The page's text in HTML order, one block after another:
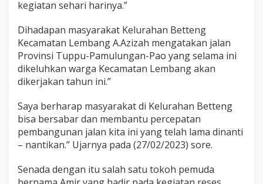
g
a
r
g
a
B
e
t
e
n
g
L
m
kegiatan sehari harinya.”
Dihadapan masyarakat Kelurahan Betteng
Kecamatan Lembang A.Azizah mengatakan jalan
Provinsi Tuppu-Pamulungan-Pao yang selama ini
dikeluhkan warga Kecamatan Lembang akan
dikerjakan tahun ini.”
Saya berharap masyarakat di Kelurahan Betteng
bisa bersabar dan membantu percepatan
pembangunan jalan kita ini yang telah lama dinanti
– nantikan.” Ujarnya pada (27/02/2023) sore.
Senada dengan itu salah satu tokoh pemuda